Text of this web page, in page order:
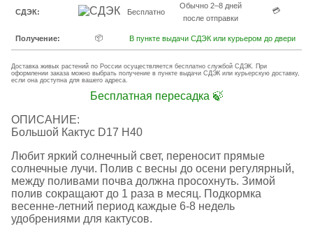
СДЭК: Бесплатно
Обычно 2–8 дней
после отправки
💳
Получение: 📦 В пункте выдачи СДЭК или курьером до двери
Доставка живых растений по России осуществляется бесплатно службой СДЭК. При
оформлении заказа можно выбрать получение в пункте выдачи СДЭК или курьерскую доставку,
если она доступна для вашего адреса.
Бесплатная пересадка 🍃
ОПИСАНИЕ:
Большой Кактус D17 H40
Любит яркий солнечный свет, переносит прямые
солнечные лучи. Полив с весны до осени регулярный,
между поливами почва должна просохнуть. Зимой
полив сокращают до 1 раза в месяц. Подкормка
весенне-летний период каждые 6-8 недель
удобрениями для кактусов.